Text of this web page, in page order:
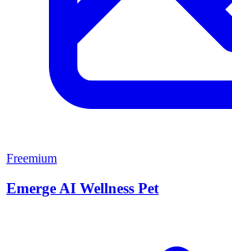
Freemium
Emerge AI Wellness Pet